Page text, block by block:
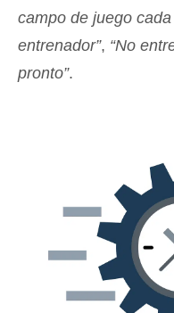
campo de juego
entrenador”, “No
pronto”.